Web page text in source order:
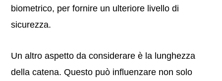
biometrico, per fornire un ulteriore livello di
sicurezza.
Un altro aspetto da considerare è la lunghezza
della catena. Questo può influenzare non solo